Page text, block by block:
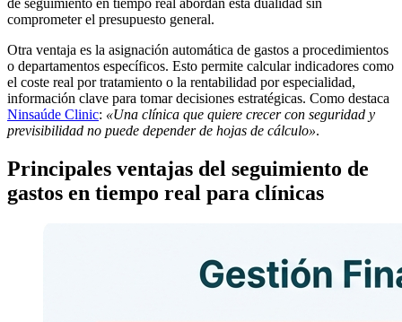
de seguimiento en tiempo real abordan esta dualidad sin
comprometer el presupuesto general.
Otra ventaja es la asignación automática de gastos a procedimientos
o departamentos específicos. Esto permite calcular indicadores como
el coste real por tratamiento o la rentabilidad por especialidad,
información clave para tomar decisiones estratégicas. Como destaca
Ninsaúde Clinic: «Una clínica que quiere crecer con seguridad y
previsibilidad no puede depender de hojas de cálculo».
Principales ventajas del seguimiento de
gastos en tiempo real para clínicas